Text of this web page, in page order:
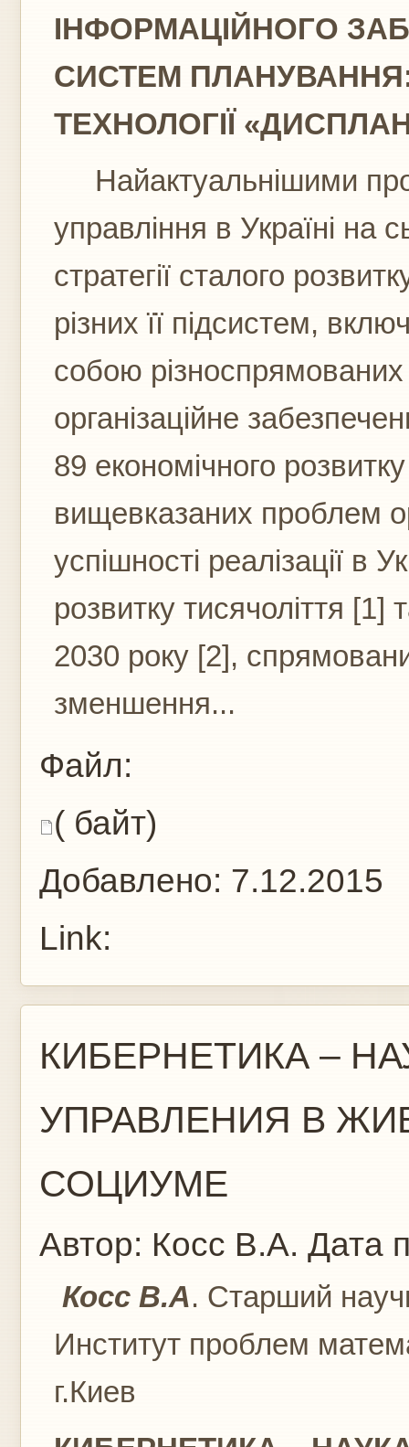
ІНФОРМАЦІЙНОГО
СИСТЕМ
ТЕХНОЛОГІЇ
Найактуальнішими
управління в Україні на
стратегії сталого
різних її підсистем,
собою різноспрямованих
організаційне
89 економічного
вищевказаних проблем
успішності реалізації в
розвитку тисячоліття [1]
2030 року [2],
зменшення...
Файл:
( байт)
Добавлено: 7.12.2015
Link:
КИБЕРНЕТИКА –
УПРАВЛЕНИЯ В
СОЦИУМЕ
Автор: Косс В.А. Дата
Косс В.А. Старший
Институт проблем
г.Киев